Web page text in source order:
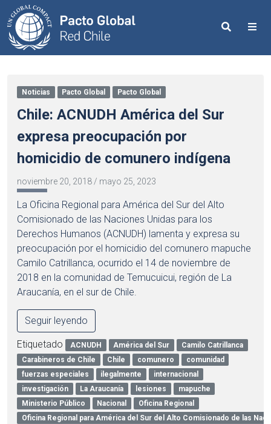
Search
Noticias Pacto Global Pacto Global
Chile: ACNUDH América del Sur
expresa preocupación por
homicidio de comunero indígena
noviembre 20, 2018 / mayo 25, 2023
La Oficina Regional para América del Sur del Alto
Comisionado de las Naciones Unidas para los
Derechos Humanos (ACNUDH) lamenta y expresa su
preocupación por el homicidio del comunero mapuche
Camilo Catrillanca, ocurrido el 14 de noviembre de
2018 en la comunidad de Temucuicui, región de La
Araucanía, en el sur de Chile.
Seguir leyendo
Etiquetado ACNUDH América del Sur
Camilo Catrillanca
Carabineros de Chile
Chile comunero
comunidad
fuerzas especiales
ilegalmente
internacional
investigación
La Araucanía lesiones
mapuche
Ministerio Público
Nacional
Oficina Regional
Oficina Regional para América del Sur del Alto Comisionado de las